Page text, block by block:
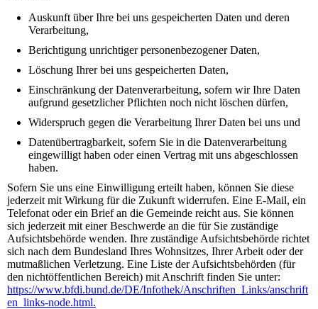
Auskunft über Ihre bei uns gespeicherten Daten und deren
Verarbeitung,
Berichtigung unrichtiger personenbezogener Daten,
Löschung Ihrer bei uns gespeicherten Daten,
Einschränkung der Datenverarbeitung, sofern wir Ihre Daten
aufgrund gesetzlicher Pflichten noch nicht löschen dürfen,
Widerspruch gegen die Verarbeitung Ihrer Daten bei uns und
Datenübertragbarkeit, sofern Sie in die Datenverarbeitung
eingewilligt haben oder einen Vertrag mit uns abgeschlossen
haben.
Sofern Sie uns eine Einwilligung erteilt haben, können Sie diese
jederzeit mit Wirkung für die Zukunft widerrufen. Eine E-Mail, ein
Telefonat oder ein Brief an die Gemeinde reicht aus. Sie können
sich jederzeit mit einer Beschwerde an die für Sie zuständige
Aufsichtsbehörde wenden. Ihre zuständige Aufsichtsbehörde richtet
sich nach dem Bundesland Ihres Wohnsitzes, Ihrer Arbeit oder der
mutmaßlichen Verletzung. Eine Liste der Aufsichtsbehörden (für
den nichtöffentlichen Bereich) mit Anschrift finden Sie unter:
https://www.bfdi.bund.de/DE/Infothek/Anschriften_Links/anschrift
en_links-node.html.